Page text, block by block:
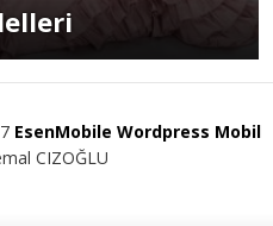
EsenMobile Wordpress Mobil
CIZOĞLU